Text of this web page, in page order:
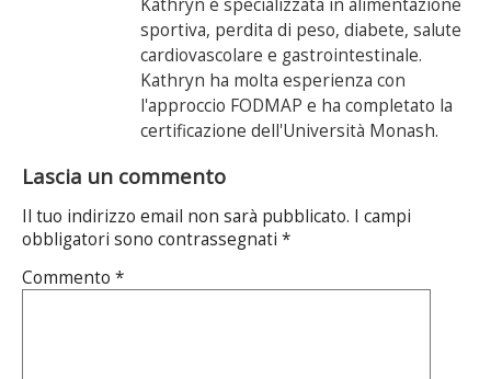
Kathryn è specializzata in alimentazione
sportiva, perdita di peso, diabete, salute
cardiovascolare e gastrointestinale.
Kathryn ha molta esperienza con
l'approccio FODMAP e ha completato la
certificazione dell'Università Monash.
Lascia un commento
Il tuo indirizzo email non sarà pubblicato. I campi
obbligatori sono contrassegnati *
Commento *